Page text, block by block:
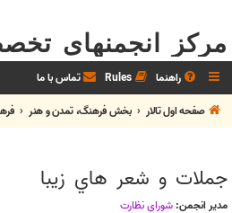
مرکز انجمنهای
راهنما Rules تماس با ما
صفحه اول تالار
بخش فرهنگ، تمدن و هنر
جملات و شعر هاي زيبا
مدیر انجمن: شوراي نظارت